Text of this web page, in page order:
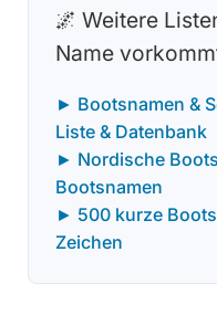
🌌 Weitere
Name
► Bootsnamen &
Liste & Datenbank
► Nordische
Bootsnamen
► 500 kurze
Zeichen